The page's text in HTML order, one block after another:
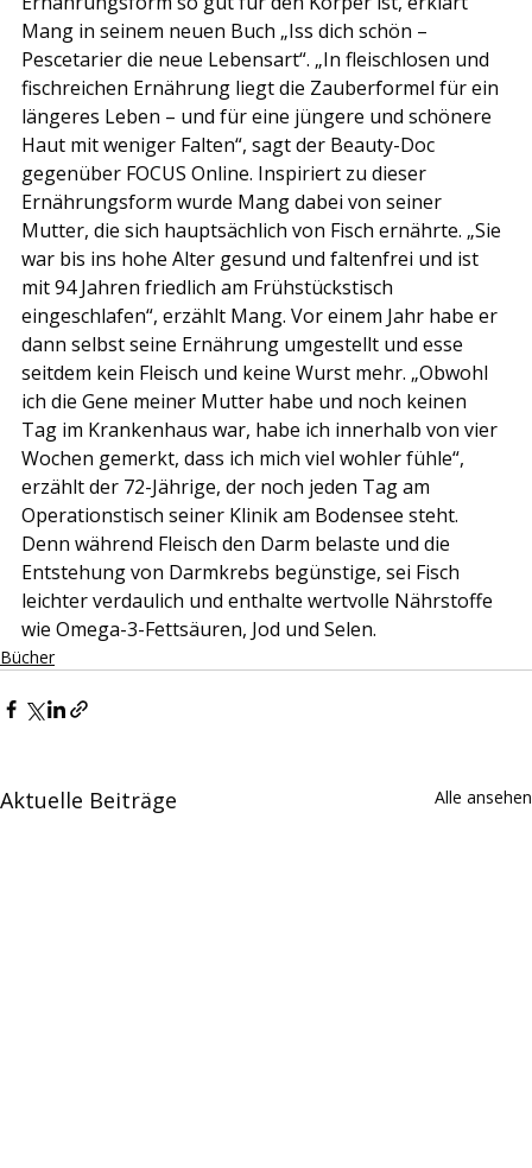
Mang in seinem neuen Buch „Iss dich schön –
Pescetarier die neue Lebensart“. „In fleischlosen und
fischreichen Ernährung liegt die Zauberformel für ein
längeres Leben – und für eine jüngere und schönere
Haut mit weniger Falten“, sagt der Beauty-Doc
gegenüber FOCUS Online. Inspiriert zu dieser
Ernährungsform wurde Mang dabei von seiner
Mutter, die sich hauptsächlich von Fisch ernährte. „Sie
war bis ins hohe Alter gesund und faltenfrei und ist
mit 94 Jahren friedlich am Frühstückstisch
eingeschlafen“, erzählt Mang. Vor einem Jahr habe er
dann selbst seine Ernährung umgestellt und esse
seitdem kein Fleisch und keine Wurst mehr. „Obwohl
ich die Gene meiner Mutter habe und noch keinen
Tag im Krankenhaus war, habe ich innerhalb von vier
Wochen gemerkt, dass ich mich viel wohler fühle“,
erzählt der 72-Jährige, der noch jeden Tag am
Operationstisch seiner Klinik am Bodensee steht.
Denn während Fleisch den Darm belaste und die
Entstehung von Darmkrebs begünstige, sei Fisch
leichter verdaulich und enthalte wertvolle Nährstoffe
wie Omega-3-Fettsäuren, Jod und Selen.
Bücher
Aktuelle Beiträge Alle ansehen